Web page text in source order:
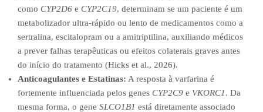
como CYP2D6 e CYP2C19, determinam se um paciente é um
metabolizador ultra-rápido ou lento de medicamentos como a
sertralina, escitalopram ou a amitriptilina, auxiliando médicos
a prever falhas terapêuticas ou efeitos colaterais graves antes
do início do tratamento (Hicks et al., 2026).
Anticoagulantes e Estatinas: A resposta à varfarina é
fortemente influenciada pelos genes CYP2C9 e VKORC1. Da
mesma forma, o gene SLCO1B1 está diretamente associado